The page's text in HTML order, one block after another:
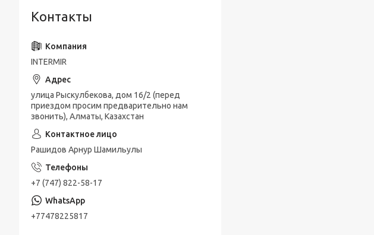
Контакты
INTERMIR
улица Рыскулбекова, дом 16/2 (перед
приездом просим предварительно нам
звонить), Алматы, Казахстан
Рашидов Арнур Шамильулы
+7 (747) 822-58-17
+77478225817